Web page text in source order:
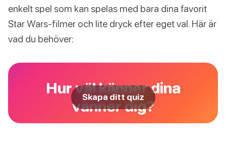
enkelt spel som kan spelas med bara dina favorit
Star Wars-filmer och lite dryck efter eget val. Här är
vad du behöver:
Hur väl känner dina
vänner dig?
Skapa ditt quiz